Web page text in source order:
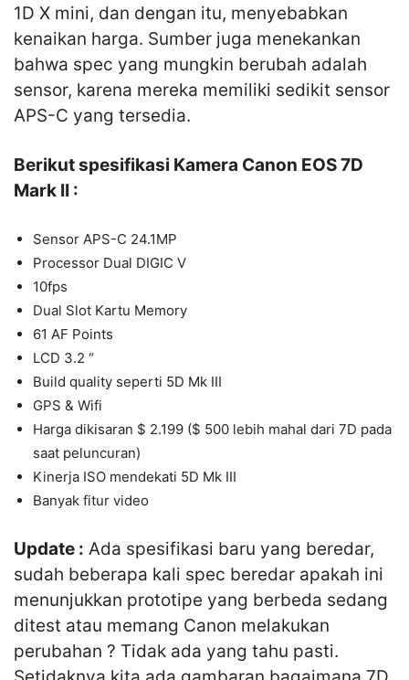
1D X mini, dan dengan itu, menyebabkan
kenaikan harga. Sumber juga menekankan
bahwa spec yang mungkin berubah adalah
sensor, karena mereka memiliki sedikit sensor
APS-C yang tersedia.
Berikut spesifikasi Kamera Canon EOS 7D
Mark II :
Sensor APS-C 24.1MP
Processor Dual DIGIC V
10fps
Dual Slot Kartu Memory
61 AF Points
LCD 3.2 “
Build quality seperti 5D Mk III
GPS & Wifi
Harga dikisaran $ 2.199 ($ 500 lebih mahal dari 7D pada
saat peluncuran)
Kinerja ISO mendekati 5D Mk III
Banyak fitur video
Update : Ada spesifikasi baru yang beredar,
sudah beberapa kali spec beredar apakah ini
menunjukkan prototipe yang berbeda sedang
ditest atau memang Canon melakukan
perubahan ? Tidak ada yang tahu pasti.